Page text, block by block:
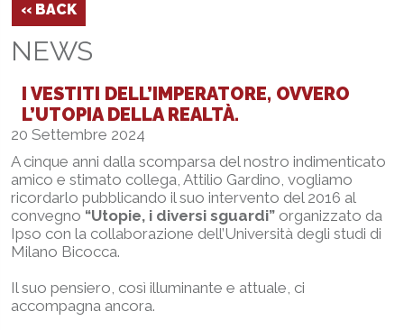
‹‹ BACK
NEWS
I VESTITI DELL’IMPERATORE, OVVERO
L’UTOPIA DELLA REALTÀ.
20 Settembre 2024
A cinque anni dalla scomparsa del nostro indimenticato
amico e stimato collega, Attilio Gardino, vogliamo
ricordarlo pubblicando il suo intervento del 2016 al
convegno “Utopie, i diversi sguardi” organizzato da
Ipso con la collaborazione dell’Università degli studi di
Milano Bicocca.
Il suo pensiero, così illuminante e attuale, ci
accompagna ancora.